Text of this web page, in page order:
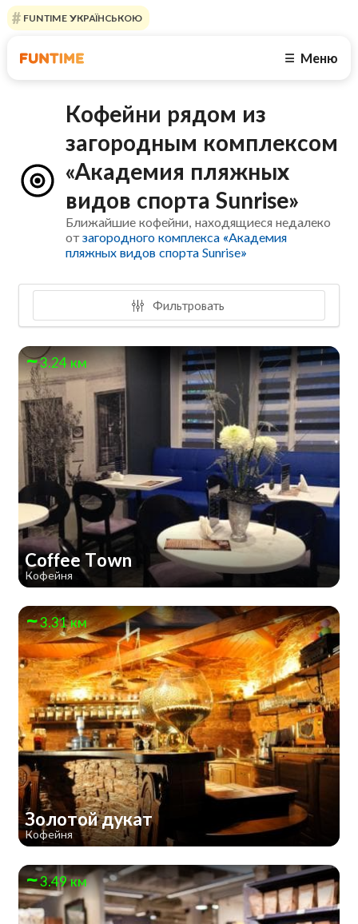
FUNTIME УКРАЇНСЬКОЮ
☰ Меню
Кофейни рядом из
загородным комплексом
«Академия пляжных
видов спорта Sunrise»
Ближайшие кофейни, находящиеся недалеко
отзагородного комплекса «Академия
пляжных видов спорта Sunrise»
Фильтровать
3.24 км
Coffee Town
Кофейня
3.31 км
Золотой дукат
Кофейня
3.49 км